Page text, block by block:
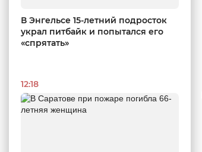
В Энгельсе 15-летний подросток
украл питбайк и попытался его
«спрятать»
12:18